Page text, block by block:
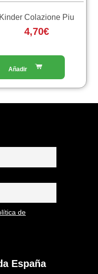
Kinder Colazione Piu
4,70€
de
España